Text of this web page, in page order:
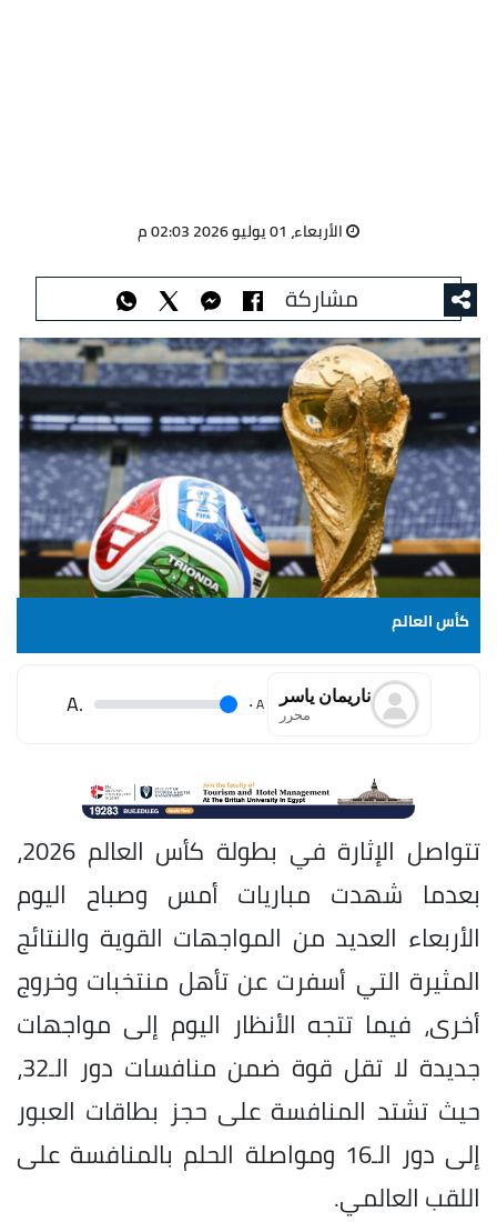
الأربعاء، 01 يوليو 2026 02:03 م
مشاركة
كأس العالم
ناريمان ياسر
محرر A
.
.A
تتواصل الإثارة في بطولة كأس العالم 2026،
بعدما شهدت مباريات أمس وصباح اليوم
الأربعاء العديد من المواجهات القوية والنتائج
المثيرة التي أسفرت عن تأهل منتخبات وخروج
أخرى، فيما تتجه الأنظار اليوم إلى مواجهات
جديدة لا تقل قوة ضمن منافسات دور الـ32،
حيث تشتد المنافسة على حجز بطاقات العبور
إلى دور الـ16 ومواصلة الحلم بالمنافسة على
اللقب العالمي.